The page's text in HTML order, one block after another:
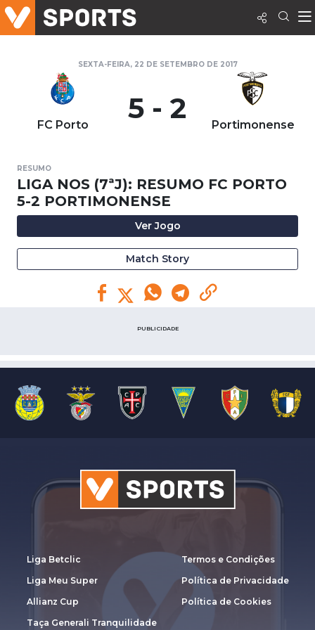
SEXTA-FEIRA, 22 DE SETEMBRO DE 2017
FC Porto 5 - 2 Portimonense
RESUMO
LIGA NOS (7ªJ): RESUMO FC PORTO
5-2 PORTIMONENSE
Ver Jogo
Match Story
PUBLICIDADE
Liga Betclic
Liga Meu Super
Allianz Cup
Taça Generali Tranquilidade
Termos e Condições
Política de Privacidade
Política de Cookies